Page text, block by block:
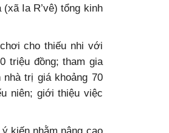
Ia R’vê) tổng kinh
cho thiếu nhi với
triệu đồng; tham gia
trị giá khoảng 70
niên; giới thiệu việc
kiến nhằm nâng cao